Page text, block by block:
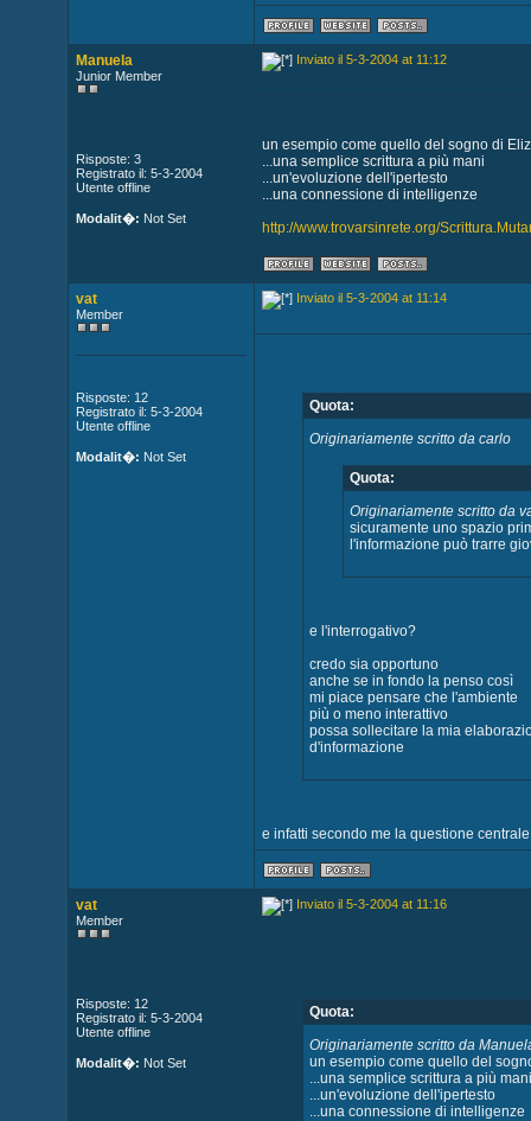
Manuela
Junior Member
Risposte: 3
Registrato il: 5-3-2004
Utente offline
Modalit�: Not Set
Inviato il 5-3-2004 at 11:12
un esempio come quello del sogno di
...una semplice scrittura a più mani
...un'evoluzione dell'ipertesto
...una connessione di intelligenze
http://www.trovarsinrete.org/
vat
Member
Risposte: 12
Registrato il: 5-3-2004
Utente offline
Modalit�: Not Set
Inviato il 5-3-2004 at 11:14
Quota:
Originariamente scritto da carlo
Quota:
Originariamente scritto da
sicuramente uno spazio
l'informazione può trarre
e l'interrogativo?
credo sia opportuno
anche se in fondo la penso così
mi piace pensare che l'ambiente
più o meno interattivo
possa sollecitare la mia
d'informazione
e infatti secondo me la questione
vat
Member
Risposte: 12
Registrato il: 5-3-2004
Utente offline
Modalit�: Not Set
Inviato il 5-3-2004 at 11:16
Quota:
Originariamente scritto da
un esempio come quello del
...una semplice scrittura a più
...un'evoluzione dell'ipertesto
...una connessione di intelligenze